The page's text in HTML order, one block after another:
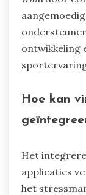
ontwikkeling
Hoe kan
Het
applicaties
het